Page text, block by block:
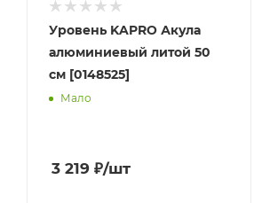
Уровень KAPRO Акула
алюминиевый литой 50
см [0148525]
Мало
3 219 ₽/шт